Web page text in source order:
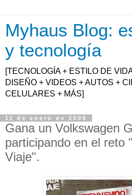
Myhaus Blog:
y tecnología
[TECNOLOGÍA + ESTILO DE
DISEÑO + VIDEOS + AUTOS +
CELULARES + MÁS]
11 de enero de 2009
Gana un Volkswagen
participando en el reto
Viaje".